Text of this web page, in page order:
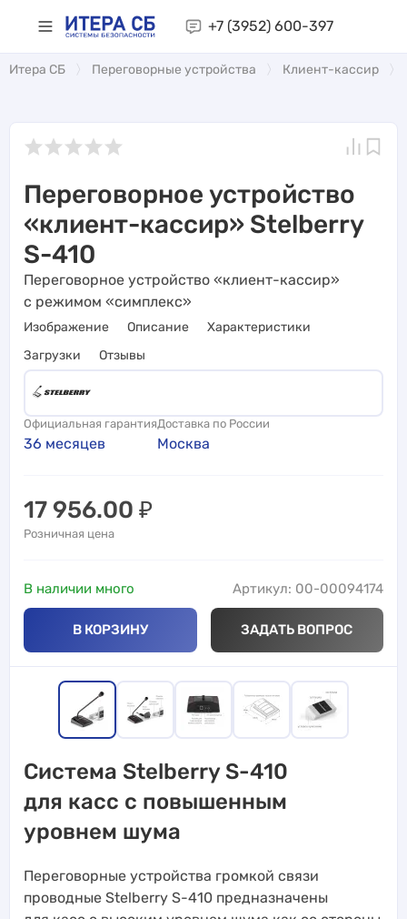
+7 (3952) 600-397
Итера СБ Переговорные устройства Клиент-кассир
Переговорное устройство
«клиент-кассир» Stelberry
S-410
Переговорное устройство «клиент-кассир»
с режимом «симплекс»
Изображение Описание
Характеристики
Загрузки
Отзывы
Официальная гарантия
36 месяцев
Доставка по России
Москва
17 956.00 ₽
Розничная цена
В наличии много Артикул: 00-00094174
В КОРЗИНУ ЗАДАТЬ ВОПРОС
Система Stelberry S-410
для касс с повышенным
уровнем шума
Переговорные устройства громкой связи
проводные Stelberry S-410 предназначены